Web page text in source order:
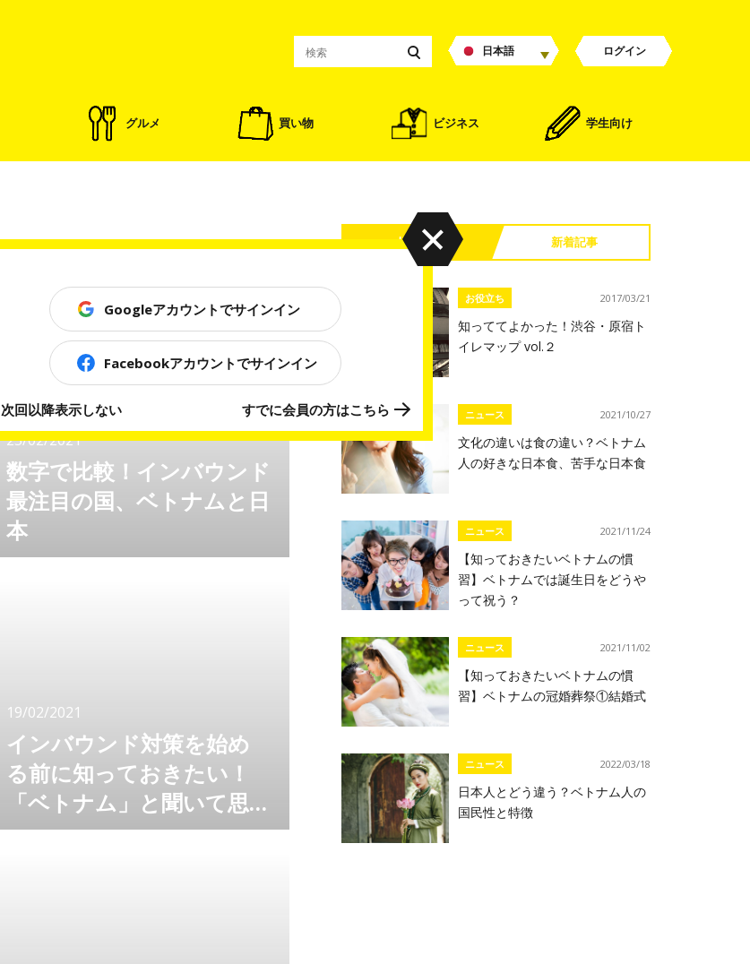
日本語 ログイン
グルメ 買い物 ビジネス 学生向け
25/02/2021
数字で比較！インバウンド
最注目の国、ベトナムと日
本
コロナ禍の今、インバウンド対策に動き出して
もしれません。 ベトナム人向け
19/02/2021
インバウンド対策を始め
る前に知っておきたい！
「ベトナム」と聞いて思い
浮かぶ11のこと
目覚ましい発展を遂げているベトナム。アジア
人気記事 新着記事
お役立ち 2017/03/21
知っててよかった！渋谷・原宿ト
イレマップ vol.２
ニュース 2021/10/27
文化の違いは食の違い？ベトナム
人の好きな日本食、苦手な日本食
ニュース 2021/11/24
【知っておきたいベトナムの慣
習】ベトナムでは誕生日をどうや
って祝う？
ニュース 2021/11/02
【知っておきたいベトナムの慣
習】ベトナムの冠婚葬祭①結婚式
ニュース 2022/03/18
日本人とどう違う？ベトナム人の
国民性と特徴
Googleアカウントでサインイン
Facebookアカウントでサインイン
次回以降表示しない すでに会員の方はこちら